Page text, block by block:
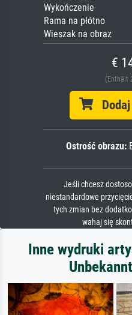
Wykończenie
Rama na płótno
Wieszak na obraz
€
(Enthält
Dodaj
Ostrość obrazu:
Jeśli chcesz
niestandardowe
tych zmian bez
wahaj się
Inne wydruki